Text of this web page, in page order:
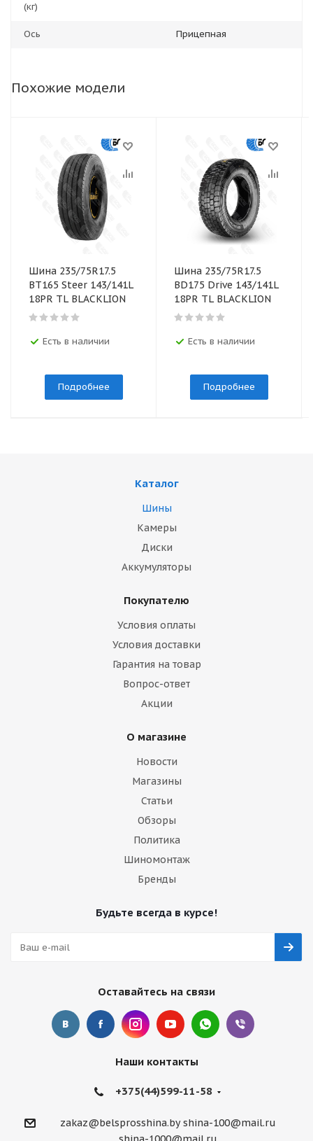
(кг)
Ось Прицепная
Похожие модели
Шина 235/75R17.5
BТ165 Steer 143/141L
18PR TL BLACKLION
Есть в наличии
Подробнее
Шина 235/75R17.5
BD175 Drive 143/141L
18PR TL BLACKLION
Есть в наличии
Подробнее
Каталог
Шины
Камеры
Диски
Аккумуляторы
Покупателю
Условия оплаты
Условия доставки
Гарантия на товар
Вопрос-ответ
Акции
О магазине
Новости
Магазины
Статьи
Обзоры
Политика
Шиномонтаж
Бренды
Будьте всегда в курсе!
Оставайтесь на связи
Наши контакты
+375(44)599-11-58
zakaz@belsprosshina.by shina-100@mail.ru